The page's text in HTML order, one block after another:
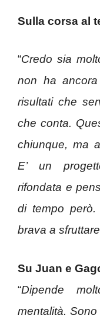
Sulla corsa al
“Credo sia
non ha
risultati che
che conta.
chiunque, ma
E’ un
rifondata e
di tempo
brava a
Su Juan e
“Dipende
mentalità.